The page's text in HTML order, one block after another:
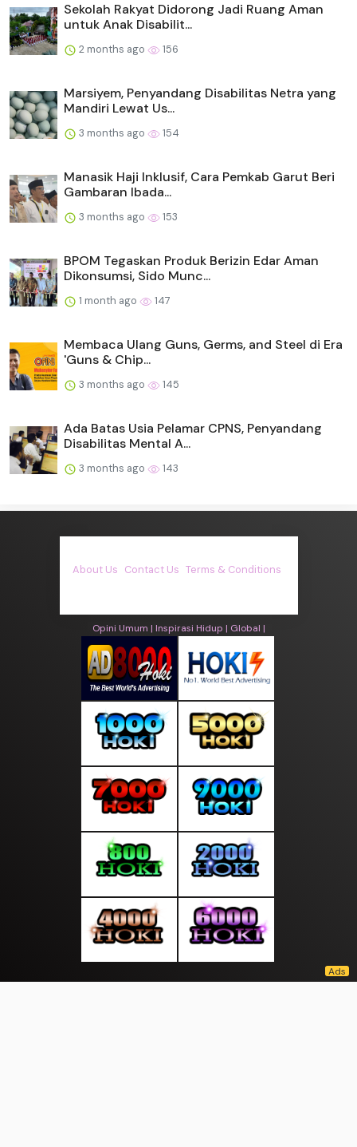
Sekolah Rakyat Didorong Jadi Ruang Aman
untuk Anak Disabilit...
2 months ago 156
Marsiyem, Penyandang Disabilitas Netra yang
Mandiri Lewat Us...
3 months ago 154
Manasik Haji Inklusif, Cara Pemkab Garut Beri
Gambaran Ibada...
3 months ago 153
BPOM Tegaskan Produk Berizin Edar Aman
Dikonsumsi, Sido Munc...
1 month ago 147
Membaca Ulang Guns, Germs, and Steel di Era
'Guns & Chip...
3 months ago 145
Ada Batas Usia Pelamar CPNS, Penyandang
Disabilitas Mental A...
3 months ago 143
About Us Contact Us Terms & Conditions
Opini Umum | Inspirasi Hidup | Global |